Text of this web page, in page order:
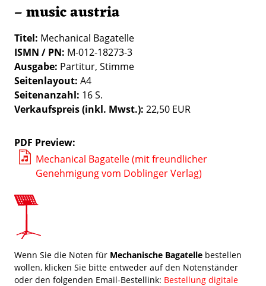
– music austria
Titel: Mechanical Bagatelle
ISMN / PN: M-012-18273-3
Ausgabe: Partitur, Stimme
Seitenlayout: A4
Seitenanzahl: 16 S.
Verkaufspreis (inkl. Mwst.): 22,50 EUR
PDF Preview
Mechanical Bagatelle (mit freundlicher
Genehmigung vom Doblinger Verlag)
Wenn Sie die Noten für Mechanische Bagatelle bestellen
wollen, klicken Sie bitte entweder auf den Notenständer
oder den folgenden Email-Bestellink: Bestellung digitale